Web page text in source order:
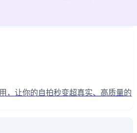
，让你的自拍秒变超真实、高质量的